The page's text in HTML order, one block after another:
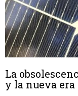
La
y la nueva